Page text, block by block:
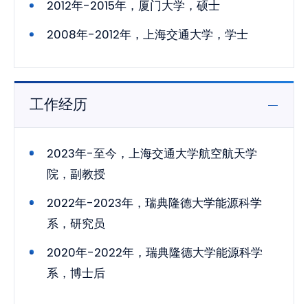
2012年-2015年，厦门大学，硕士
2008年-2012年，上海交通大学，学士
工作经历
2023年-至今，上海交通大学航空航天学
院，副教授
2022年-2023年，瑞典隆德大学能源科学
系，研究员
2020年-2022年，瑞典隆德大学能源科学
系，博士后